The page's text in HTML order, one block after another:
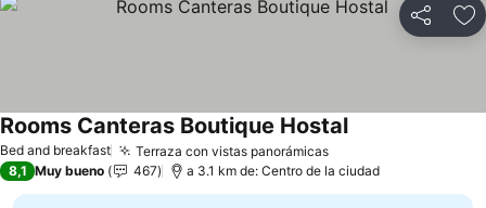
Compartir
Bed and breakfast Terraza con vistas panorámicas
Rooms Canteras Boutique Hostal
8,1 Muy bueno 467 a 3.1 km de: Centro de la ciudad